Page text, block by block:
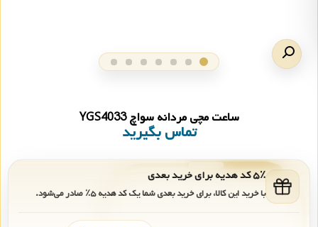
ساعت مچی مردانه سواچ YGS4033
تماس بگیرید
۵٪ کد هدیه برای خرید بعدی
با خرید این کالا، برای خرید بعدی شما یک کد هدیه۵٪ صادر می‌شود.